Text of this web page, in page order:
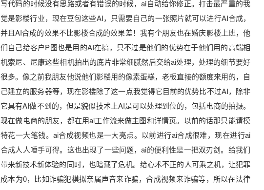
写代码的时候没有思路或者有错误的时候，ai自动给你修正。打击最严重的我
觉是影楼行业，现在豆包这些AI，只需要自己的一张照片就可以进行AI合成，
并且AI合成的效果不比影楼合成的效果差！我有个朋友也在婚庆影楼上班，他
们自己给客户P图也是用的AI在搞，只不过是他们的优势在于他们用的高端相
机索尼、尼康这些相机拍出的底片非常细腻然后交给ai处理，处理的细节要好
很多。像之前我朋友他说他们影楼用的像素蛋糕，老板直接的额度来用的，自
己建立的服务器等，现在影楼除了这一点我觉得它目前的优势比不过AI，除非
它具有AI做不到的，但是貌似技术上AI是可以处理到位的，包括电商的拍摄。
现在做电商的朋友，都在用ai工作流来做主图和详情页。以前的话那只能请模
特花一大笔钱。ai合成视频也是一大亮点。以前进行ai合成很难，现在进行ai
合成人人唾手可得。这也出现了一些问题，ai的便利性是一把双刃剑。给我们
带来新技术新体验的同时，也暗藏了危机。给心术不正的人可乘之机，让犯罪
成本为0，比如诈骗犯模拟亲属声音来诈骗，合成视频来诈骗等，所以在法律